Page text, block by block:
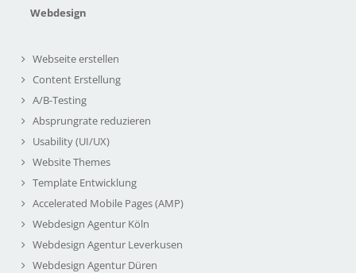
Webdesign
Webseite erstellen
Content Erstellung
A/B-Testing
Absprungrate reduzieren
Usability (UI/UX)
Website Themes
Template Entwicklung
Accelerated Mobile Pages (AMP)
Webdesign Agentur Köln
Webdesign Agentur Leverkusen
Webdesign Agentur Düren